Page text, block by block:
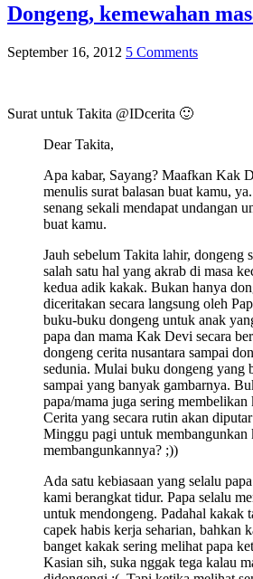
Dongeng, kemewahan
September 16, 2012 5 Comments
Surat untuk Takita @IDcerita 🙂
Dear Takita,
Apa kabar, Sayang? Maafkan Kak
menulis surat balasan buat kamu,
senang sekali mendapat undangan
buat kamu.
Jauh sebelum Takita lahir, dongeng
salah satu hal yang akrab di masa
kedua adik kakak. Bukan hanya
diceritakan secara langsung oleh
buku-buku dongeng untuk anak
papa dan mama Kak Devi secara
dongeng cerita nusantara sampai
sedunia. Mulai buku dongeng yang
sampai yang banyak gambarnya.
papa/mama juga sering membelikan
Cerita yang secara rutin akan
Minggu pagi untuk membangunkan
membangunkannya? ;))
Ada satu kebiasaan yang selalu
kami berangkat tidur. Papa selalu
untuk mendongeng. Padahal kakak
capek habis kerja seharian, bahkan
banget kakak sering melihat papa
Kasian sih, suka nggak tega kalau